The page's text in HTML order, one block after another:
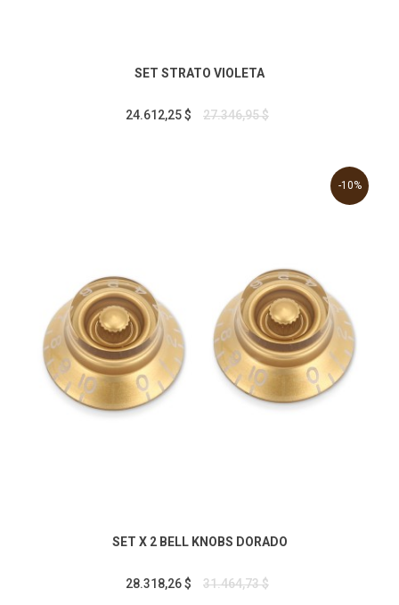
SET STRATO VIOLETA
24.612,25 $ 27.346,95 $
SET X 2 BELL KNOBS DORADO
28.318,26 $ 31.464,73 $
-10%